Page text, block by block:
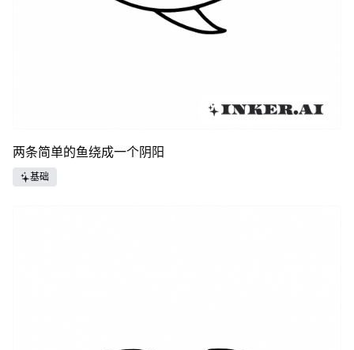
两条简单的鱼绕成一个阴阳
基础